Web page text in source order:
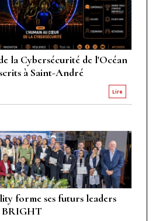
la Cybersécurité de l'Océan
à Saint-André
Lire
forme ses futurs leaders
BRIGHT